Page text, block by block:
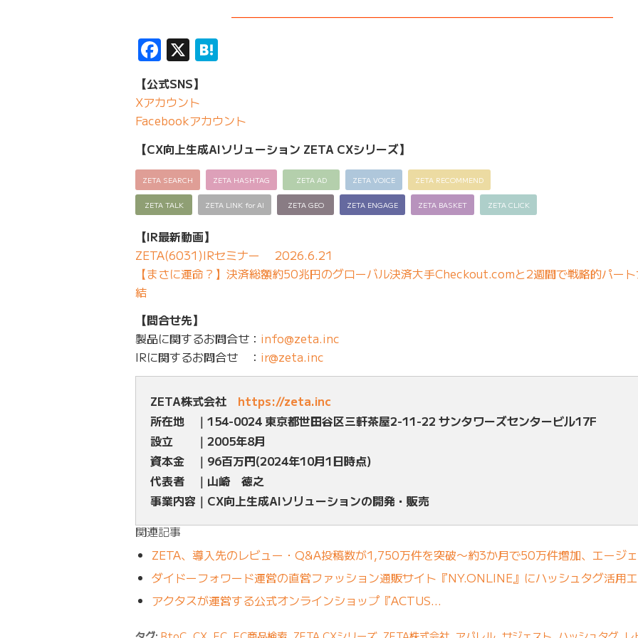
—————————————————————————————————–
Facebook
X
【公式SNS】
Xアカウント
Facebookアカウント
【CX向上生成AIソリューション ZETA CXシリーズ】
ZETA SEARCH ZETA HASHTAG ZETA AD ZETA VOICE ZETA RECOMMEND
ZETA TALK ZETA LINK for AI ZETA GEO ZETA ENGAGE ZETA BASKET ZETA CLICK
【IR最新動画】
ZETA(6031)IRセミナー 2026.6.21
【まさに運命？】決済総額約50兆円のグローバル決済大手Checkout.comと2週間で戦略的パー
結
【問合せ先】
製品に関するお問合せ： info@zeta.inc
IRに関するお問合せ ： ir@zeta.inc
ZETA株式会社 https://zeta.inc
所在地 ｜154-0024 東京都世田谷区三軒茶屋2-11-22 サンタワーズセンタービル17F
設立 ｜2005年8月
資本金 ｜96百万円(2024年10月1日時点)
代表者 ｜山崎 徳之
事業内容｜CX向上生成AIソリューションの開発・販売
関連記事
ZETA、導入先のレビュー・Q&A投稿数が1,750万件を突破〜約3か月で50万件増加、エージ
ダイドーフォワード運営の直営ファッション通販サイト『NY.ONLINE』にハッシュタグ活用
アクタスが運営する公式オンラインショップ『ACTUS…